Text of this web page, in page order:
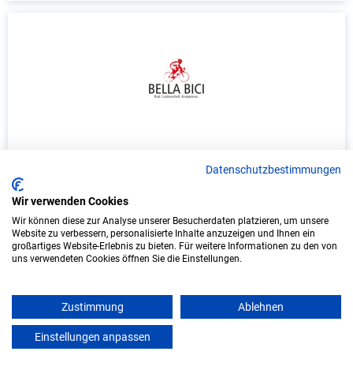
Bella Bici GmbH
Bad Dürkheim
Start: 2027
Datenschutzbestimmungen
Wir verwenden Cookies
Wir können diese zur Analyse unserer Besucherdaten platzieren, um unsere
Website zu verbessern, personalisierte Inhalte anzuzeigen und Ihnen ein
großartiges Website-Erlebnis zu bieten. Für weitere Informationen zu den von
uns verwendeten Cookies öffnen Sie die Einstellungen.
Zustimmung Ablehnen
Einstellungen anpassen